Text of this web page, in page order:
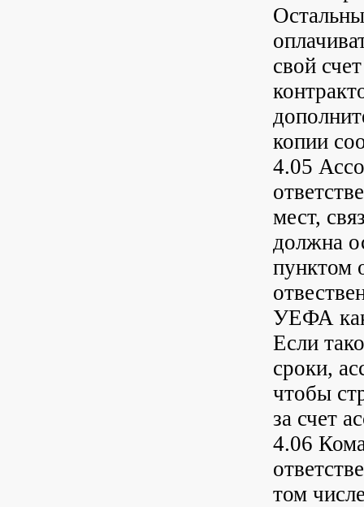
свой
копии
4.05
мест,
должна
пунктом
УЕФА
Если
сроки,
чтобы
за счет
4.06
том